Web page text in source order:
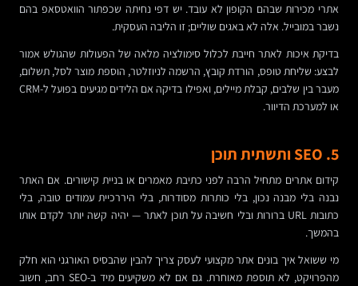
אתרי מכירות שבהם הקופון לא עובד. יש דפי נחיתה שכפתור הוואטסאפ בהם
נשבר במובייל. אלה לא באגים שוליים; זו הליבה העסקית.
בדיקת איכות לאתר חייבת לכלול סימולציה מלאה של הפעולות שהגולש אמור
לבצע: שליחת טופס, הורדת קובץ, הרשמה לניוזלטר, הוספת מוצר לסל, תשלום,
מעבר בין שלבים, קבלת מיילים, ואפילו בדיקה אם הלידים מגיעים בפועל ל-CRM
או למערכת הדיוור.
5. SEO ותשתית תוכן
קידום אתרים מתחיל הרבה לפני כתיבת מאמרים או בניית קישורים. אם האתר
נבנה בלי מבנה נכון, בלי כותרות מסודרות, בלי היררכיית עמודים טובה, בלי
כתובות URL ברורות ובלי חשיבה על תוכן לאתר — יהיה קשה יותר לקדם אותו
בהמשך.
מי ששואל איך בונים אתר מקצועי לעסק צריך להבין שהבסיס האורגני הוא חלק
מהפרויקט, לא תוספת מאוחרת. גם אם לא משקיעים מיד ב-SEO רחב, חשוב